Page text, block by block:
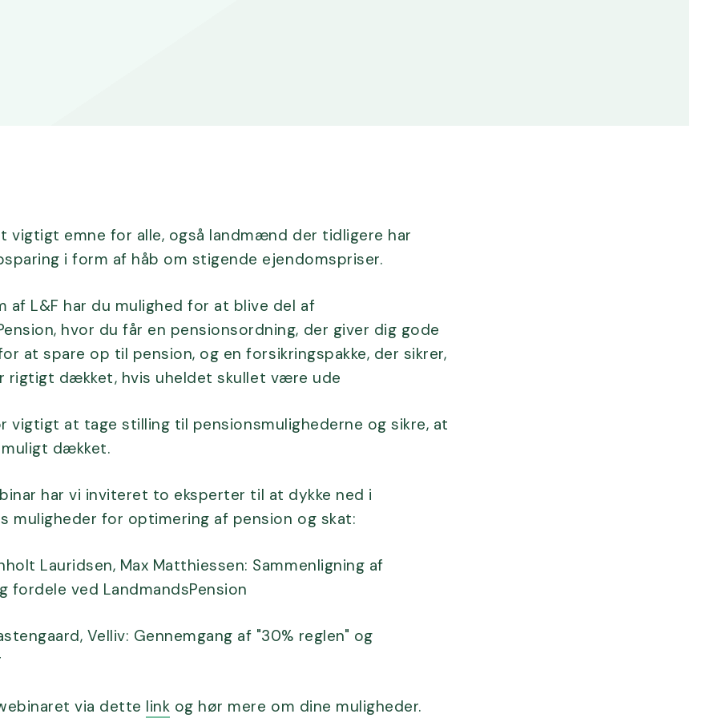
vigtigt emne for alle, også landmænd der tidligere har
i form af håb om stigende ejendomspriser.
af L&F har du mulighed for at blive del af
hvor du får en pensionsordning, der giver dig gode
at spare op til pension, og en forsikringspakke, der sikrer,
rigtigt dækket, hvis uheldet skullet være ude
vigtigt at tage stilling til pensionsmulighederne og sikre, at
dækket.
har vi inviteret to eksperter til at dykke ned i
muligheder for optimering af pension og skat:
Lauridsen, Max Matthiessen: Sammenligning af
fordele ved LandmandsPension
Velliv: Gennemgang af "30% reglen" og
via dette link og hør mere om dine muligheder.